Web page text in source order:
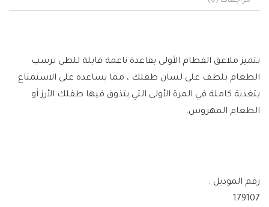
تتميز ملاعق الفطام الأولى بقاعدة ناعمة قابلة للطي ترسب
الطعام بلطف على لسان طفلك ، مما يساعده على الاستمتاع
بتغذية كاملة في المرة الأولى التي يتذوق فيها طفلك الأرز أو
الطعام المهروس.
رقم الموديل :
179107